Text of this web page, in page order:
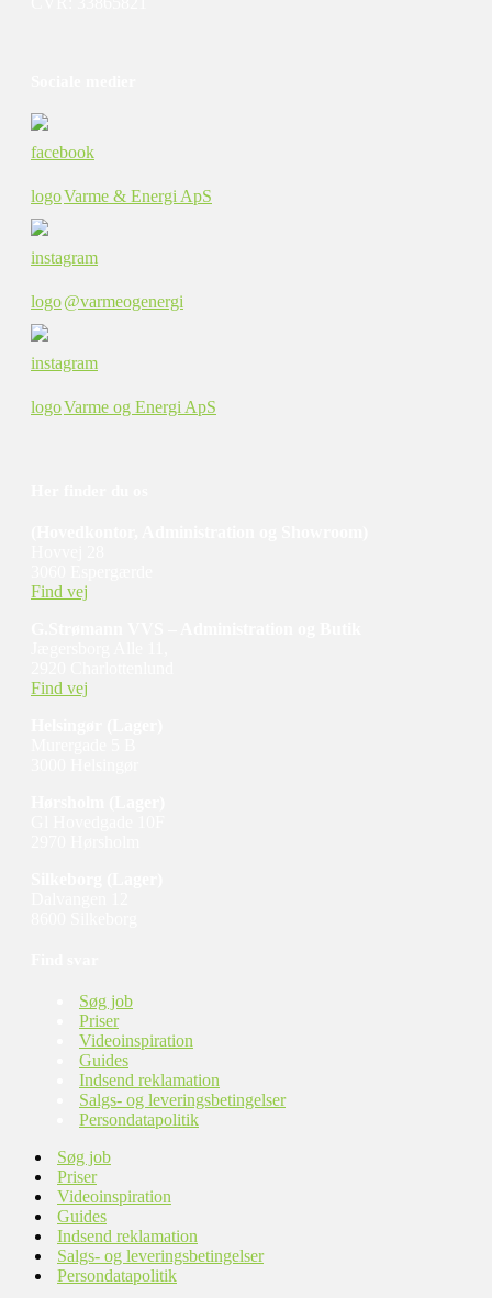
Varme & Energi ApS
@varmeogenergi
Varme og Energi ApS
Find vej
Find vej
Søg job
Priser
Videoinspiration
Guides
Indsend reklamation
Salgs- og leveringsbetingelser
Persondatapolitik
Søg job
Priser
Videoinspiration
Guides
Indsend reklamation
Salgs- og leveringsbetingelser
Persondatapolitik